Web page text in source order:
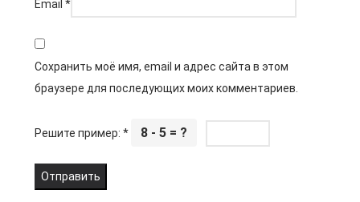
Email *
Сохранить моё имя, email и адрес сайта в этом
браузере для последующих моих комментариев.
Решите пример: * 8 - 5 = ?